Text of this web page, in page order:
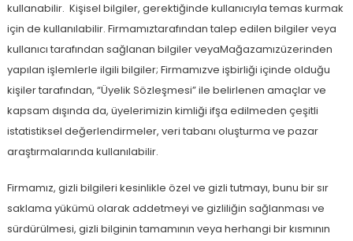
kullanabilir. Kişisel bilgiler, gerektiğinde kullanıcıyla temas kurmak
için de kullanılabilir. Firmamıztarafından talep edilen bilgiler veya
kullanıcı tarafından sağlanan bilgiler veyaMağazamızüzerinden
yapılan işlemlerle ilgili bilgiler; Firmamızve işbirliği içinde olduğu
kişiler tarafından, “Üyelik Sözleşmesi” ile belirlenen amaçlar ve
kapsam dışında da, üyelerimizin kimliği ifşa edilmeden çeşitli
istatistiksel değerlendirmeler, veri tabanı oluşturma ve pazar
araştırmalarında kullanılabilir.
Firmamız, gizli bilgileri kesinlikle özel ve gizli tutmayı, bunu bir sır
saklama yükümü olarak addetmeyi ve gizliliğin sağlanması ve
sürdürülmesi, gizli bilginin tamamının veya herhangi bir kısmının